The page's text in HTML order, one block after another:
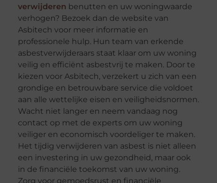
verwijderen benutten en uw woningwaarde
verhogen? Bezoek dan de website van
Asbitech voor meer informatie en
professionele hulp. Hun team van erkende
asbestverwijderaars staat klaar om uw woning
veilig en efficiënt asbestvrij te maken. Door te
kiezen voor Asbitech, verzekert u zich van een
grondige en betrouwbare service die voldoet
aan alle wettelijke eisen en veiligheidsnormen.
Wacht niet langer en neem vandaag nog
contact op met de experts om uw woning
veiliger en economisch voordeliger te maken.
Het tijdig verwijderen van asbest is niet alleen
een investering in uw gezondheid, maar ook
in de financiële toekomst van uw woning.
Zorg voor gemoedsrust en financiële